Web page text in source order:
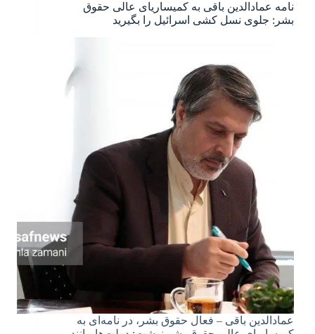
نامه عمادالدین باقی به کمیساریای عالی حقوق
بشر: جلوی نسل کشی اسرائیل را بگیرید
عمادالدین باقی – فعال حقوق بشر، در نامه‌ای به